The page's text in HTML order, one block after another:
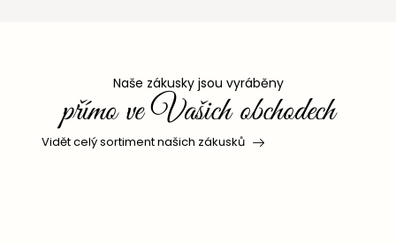
Naše zákusky jsou vyráběny
přímo ve Vašich obchodech
Vidět celý sortiment našich zákusků